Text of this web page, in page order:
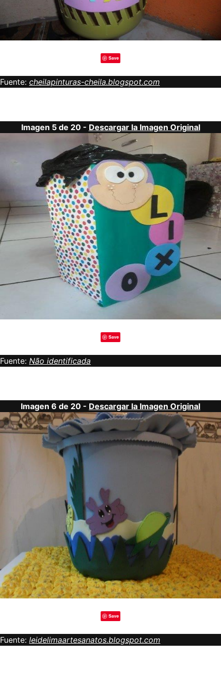
Save
Fuente: cheilapinturas-cheila.blogspot.com
Imagen 5 de 20 - Descargar la Imagen Original
Save
Fuente: Não identificada
Imagen 6 de 20 - Descargar la Imagen Original
Save
Fuente: leidelimaartesanatos.blogspot.com